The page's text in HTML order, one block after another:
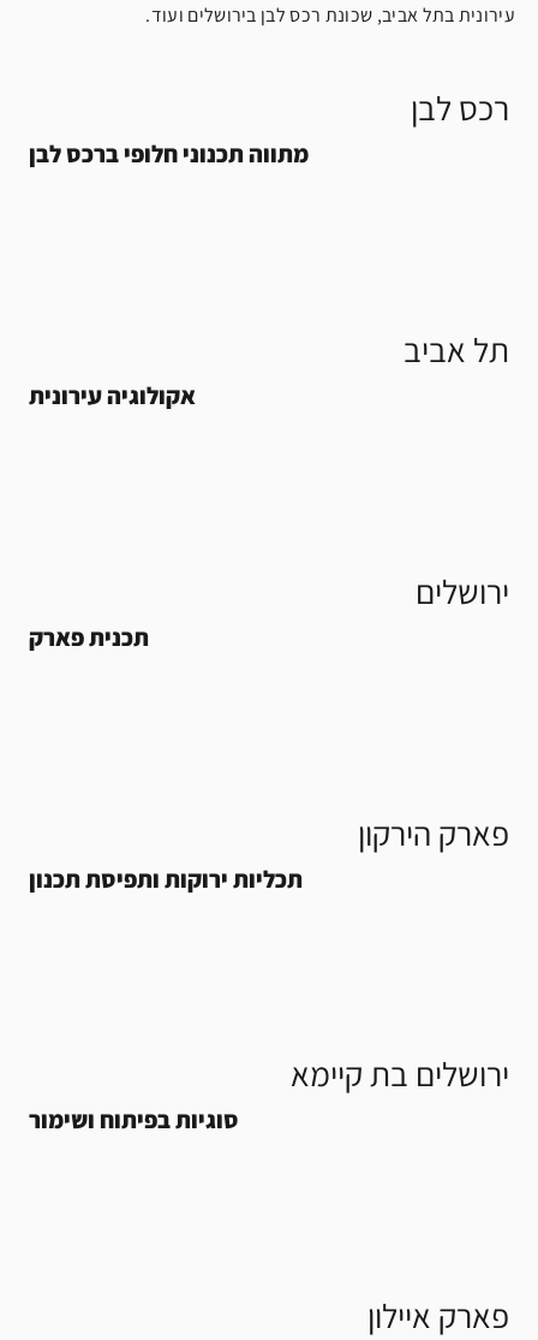
עירונית בתל אביב, שכונת רכס לבן בירושלים ועוד.
רכס לבן
מתווה תכנוני חלופי ברכס לבן
תל אביב
אקולוגיה עירונית
ירושלים
תכנית פארק
פארק הירקון
תכליות ירוקות ותפיסת תכנון
ירושלים בת קיימא
סוגיות בפיתוח ושימור
פארק איילון